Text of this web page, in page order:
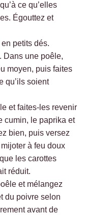
ce qu’elles
Égouttez et
petits dés.
Dans une poêle,
moyen, puis faites
qu’ils soient
et faites-les revenir
cumin, le paprika et
bien, puis versez
à feu doux
les carottes
réduit.
et mélangez
du poivre selon
avant de